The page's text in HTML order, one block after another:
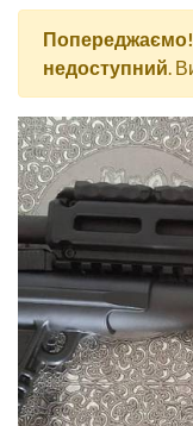
Попереджаємо!
недоступний.